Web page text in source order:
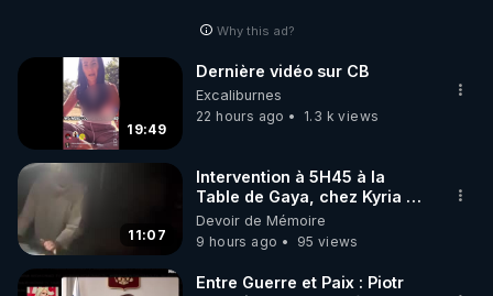
Why this ad?
19:49
Dernière vidéo sur CB
Excaliburnes
22 hours ago
1.3 k views
11:07
Intervention à 5H45 à la
Table de Gaya, chez Kyria et
Manu. 6/08/2026 PARTAGEZ
!
Devoir de Mémoire
9 hours ago
95 views
Entre Guerre et Paix : Piotr